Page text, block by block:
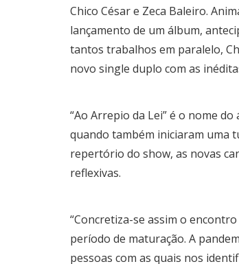
Chico César e Zeca Baleiro.
lançamento de um álbum,
tantos trabalhos em paralelo,
novo single duplo com as
“Ao Arrepio da Lei” é o nome
quando também iniciaram uma
repertório do show, as novas
reflexivas.
“Concretiza-se assim o
período de maturação. A
pessoas com as quais nos